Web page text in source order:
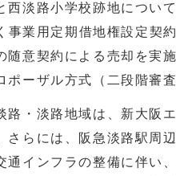
淡路小学校跡地につい
業用定期借地権設定契
随意契約による売却を実
ーザル方式（二段階審
・淡路地域は、新大阪
さらには、阪急淡路駅周
通インフラの整備に伴い